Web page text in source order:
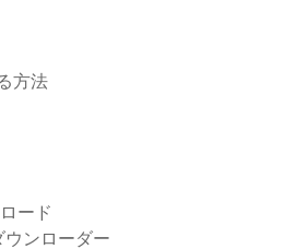
方法
ード
ンローダー